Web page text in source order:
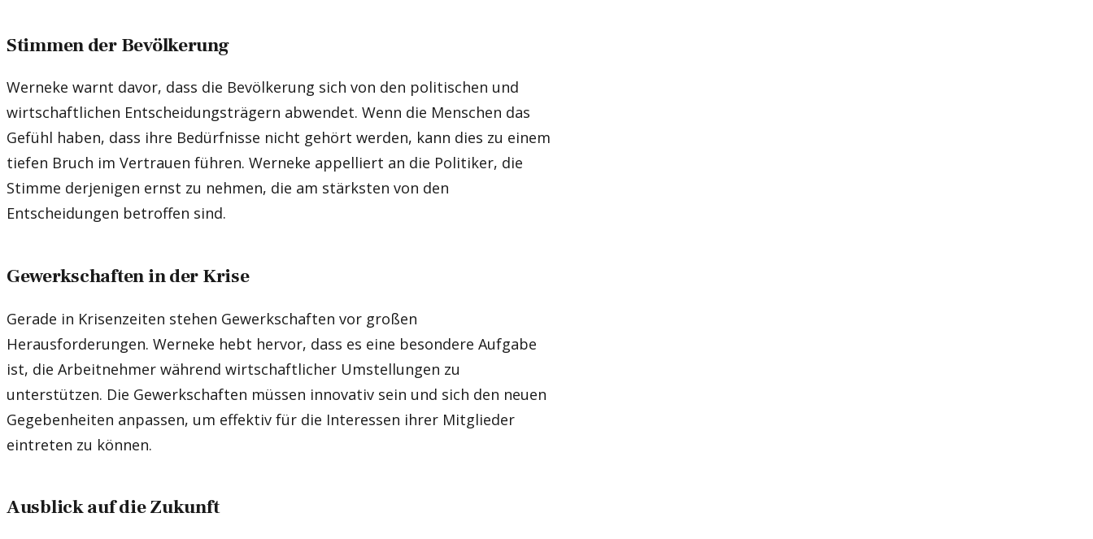
Stimmen der Bevölkerung
Werneke warnt davor, dass die Bevölkerung sich von den politischen und
wirtschaftlichen Entscheidungsträgern abwendet. Wenn die Menschen das
Gefühl haben, dass ihre Bedürfnisse nicht gehört werden, kann dies zu einem
tiefen Bruch im Vertrauen führen. Werneke appelliert an die Politiker, die
Stimme derjenigen ernst zu nehmen, die am stärksten von den
Entscheidungen betroffen sind.
Gewerkschaften in der Krise
Gerade in Krisenzeiten stehen Gewerkschaften vor großen
Herausforderungen. Werneke hebt hervor, dass es eine besondere Aufgabe
ist, die Arbeitnehmer während wirtschaftlicher Umstellungen zu
unterstützen. Die Gewerkschaften müssen innovativ sein und sich den neuen
Gegebenheiten anpassen, um effektiv für die Interessen ihrer Mitglieder
eintreten zu können.
Ausblick auf die Zukunft